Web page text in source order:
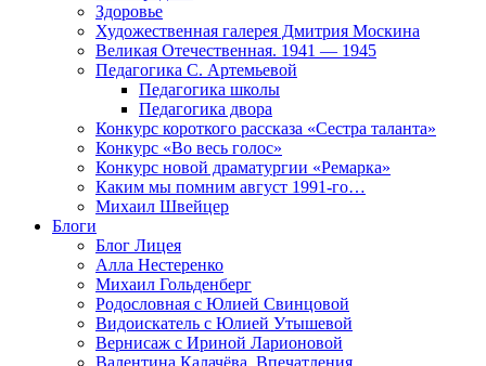
Здоровье
Художественная галерея Дмитрия Москина
Великая Отечественная. 1941 — 1945
Педагогика С. Артемьевой
Педагогика школы
Педагогика двора
Конкурс короткого рассказа «Сестра таланта»
Конкурс «Во весь голос»
Конкурс новой драматургии «Ремарка»
Каким мы помним август 1991-го…
Михаил Швейцер
Блоги
Блог Лицея
Алла Нестеренко
Михаил Гольденберг
Родословная с Юлией Свинцовой
Видоискатель с Юлией Утышевой
Вернисаж с Ириной Ларионовой